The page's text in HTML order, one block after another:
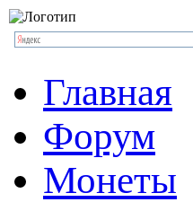
Главная
Форум
Монеты